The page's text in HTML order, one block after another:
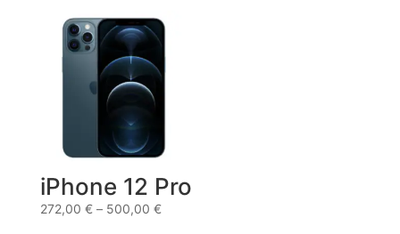
iPhone 12 Pro
272,00 €– 500,00 €